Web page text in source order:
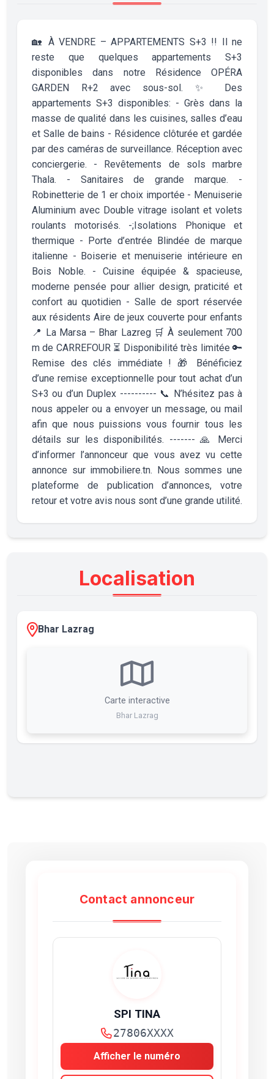
🏡 À VENDRE – APPARTEMENTS S+3 !! Il ne
reste que quelques appartements S+3
disponibles dans notre Résidence OPÉRA
GARDEN R+2 avec sous-sol. ✨ Des
appartements S+3 disponibles: - Grès dans la
masse de qualité dans les cuisines, salles d’eau
et Salle de bains - Résidence clôturée et gardée
par des caméras de surveillance. Réception avec
conciergerie. - Revêtements de sols marbre
Thala. - Sanitaires de grande marque. -
Robinetterie de 1 er choix importée - Menuiserie
Aluminium avec Double vitrage isolant et volets
roulants motorisés. -;Isolations Phonique et
thermique - Porte d’entrée Blindée de marque
italienne - Boiserie et menuiserie intérieure en
Bois Noble. - Cuisine équipée & spacieuse,
moderne pensée pour allier design, praticité et
confort au quotidien - Salle de sport réservée
aux résidents Aire de jeux couverte pour enfants
📍 La Marsa – Bhar Lazreg 🛒 À seulement 700
m de CARREFOUR ⏳ Disponibilité très limitée 🔑
Remise des clés immédiate ! 🎁 Bénéficiez
d’une remise exceptionnelle pour tout achat d’un
S+3 ou d’un Duplex ---------- 📞 N’hésitez pas à
nous appeler ou a envoyer un message, ou mail
afin que nous puissions vous fournir tous les
détails sur les disponibilités. ------- 🙏 Merci
d’informer l’annonceur que vous avez vu cette
annonce sur immobiliere.tn. Nous sommes une
plateforme de publication d’annonces, votre
retour et votre avis nous sont d’une grande utilité.
Localisation
Bhar Lazrag
Carte interactive
Bhar Lazrag
Contact annonceur
SPI TINA
27806XXXX
Afficher le numéro